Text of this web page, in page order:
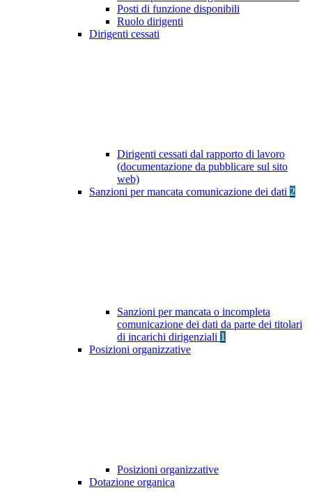
Posti di funzione disponibili
Ruolo dirigenti
Dirigenti cessati
Dirigenti cessati dal rapporto di lavoro
(documentazione da pubblicare sul sito
web)
Sanzioni per mancata comunicazione dei dati 2
Sanzioni per mancata o incompleta
comunicazione dei dati da parte dei titolari
di incarichi dirigenziali 1
Posizioni organizzative
Posizioni organizzative
Dotazione organica